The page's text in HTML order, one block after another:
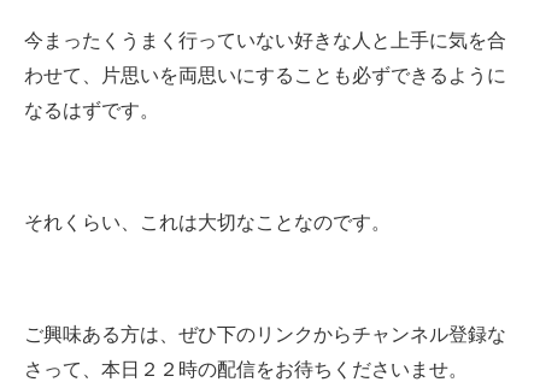
今まったくうまく行っていない好きな人と上手に気を合
わせて、片思いを両思いにすることも必ずできるように
なるはずです。
それくらい、これは大切なことなのです。
ご興味ある方は、ぜひ下のリンクからチャンネル登録な
さって、本日２２時の配信をお待ちくださいませ。